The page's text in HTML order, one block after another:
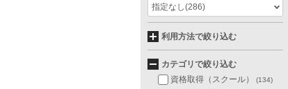
指定なし(286)
利用方法で絞り込む
カテゴリで絞り込む
資格取得（スクール）
(134)